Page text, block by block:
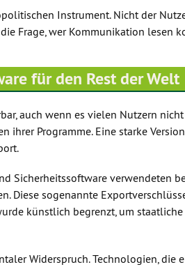
Instrument. Nicht der
Frage, wer Kommunikation lesen
für den Rest der Welt
auch wenn es vielen Nutzern
ihrer Programme. Eine starke
Sicherheitssoftware verwendeten
Diese sogenannte
künstlich begrenzt, um
Widerspruch. Technologien, die